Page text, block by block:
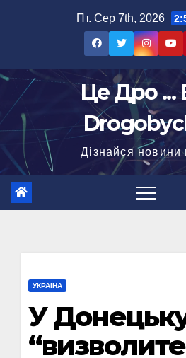
Пт. Сер 7th, 2026
Це Дро ...
Дізнайся
УКРАЇНА
У